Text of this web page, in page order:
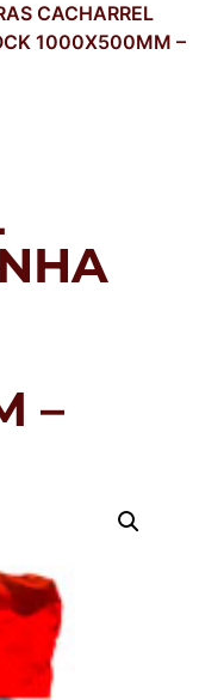
CACHARREL
1000X500MM –
–